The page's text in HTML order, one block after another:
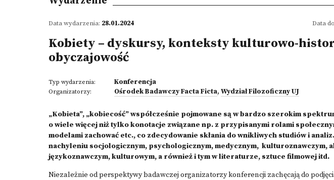
Data wydarzenia: 28.01.2024 Data
Kobiety – dyskursy, konteksty kulturowo-
obyczajowość
Typ wydarzenia: Konferencja
Organizatorzy: Ośrodek Badawczy Facta Ficta, Wydział Filozoficzny UJ
„Kobieta”, „kobiecość” współcześnie pojmowane są w bardzo szerokim
o wiele więcej niż tylko konotacje związane np. z przypisanymi rolami
modelami zachować etc., co zdecydowanie skłania do wnikliwych studiów i
nachyleniu socjologicznym, psychologicznym, medycznym, kulturoznawczym,
językoznawczym, kulturowym, a również i tym w literaturze, sztuce filmowej itd.
Niezależnie od perspektywy badawczej organizatorzy konferencji zachęcają do